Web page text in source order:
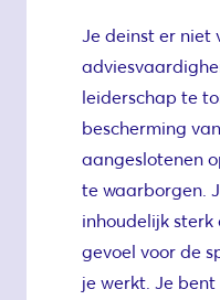
Je deinst er niet
leiderschap te
bescherming
aangeslotenen
te waarborgen.
inhoudelijk sterk
gevoel voor de
je werkt. Je